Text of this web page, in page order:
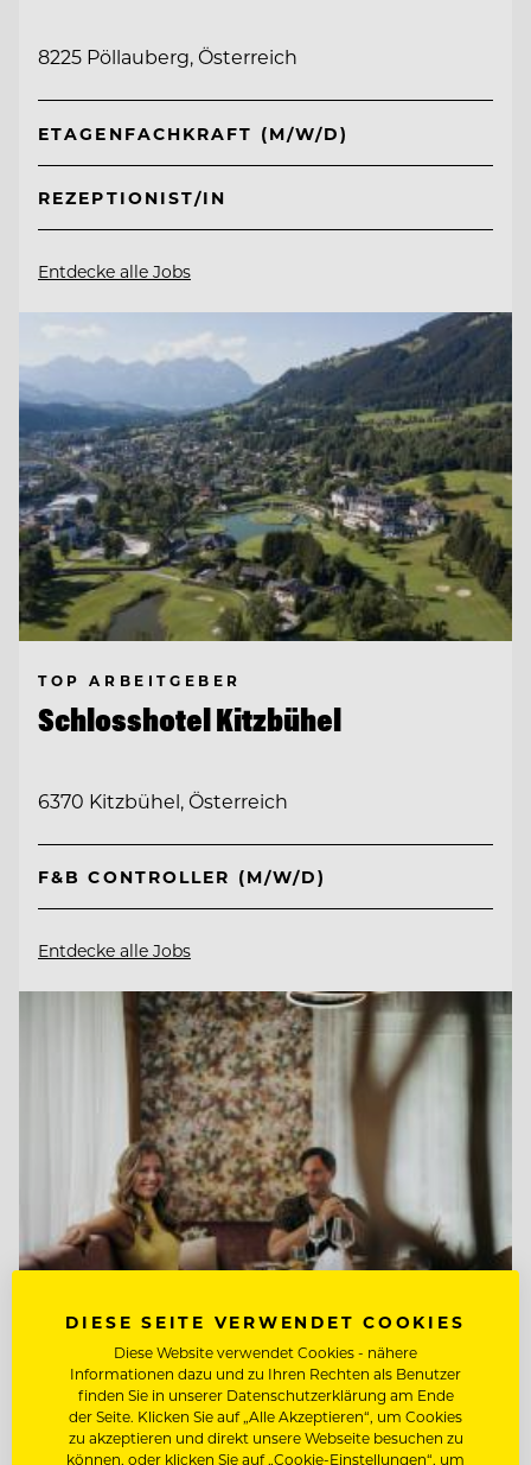
8225 Pöllauberg, Österreich
ETAGENFACHKRAFT (M/W/D)
REZEPTIONIST/IN
Entdecke alle Jobs
TOP ARBEITGEBER
Schlosshotel Kitzbühel
6370 Kitzbühel, Österreich
F&B CONTROLLER (M/W/D)
Entdecke alle Jobs
TOP ARBEITGEBER
Hotel Guglwald
DIESE SEITE VERWENDET COOKIES
Diese Website verwendet Cookies - nähere
Informationen dazu und zu Ihren Rechten als Benutzer
finden Sie in unserer Datenschutzerklärung am Ende
der Seite. Klicken Sie auf „Alle Akzeptieren“, um Cookies
zu akzeptieren und direkt unsere Webseite besuchen zu
können, oder klicken Sie auf „Cookie-Einstellungen“, um